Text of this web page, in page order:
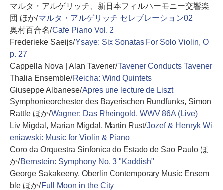
マルタ・アルゲリッチ、新日本フィルハーモニー交響楽
団 ほか/マルタ・アルゲリッチ セレブレーション02
奥村百合名/Cafe Piano Vol. 2
Frederieke Saeijs/Ysaye: Six Sonatas For Solo Violin, O
p. 27
Cappella Nova | Alan Tavener/Tavener Conducts Tavener
Thalia Ensemble/Reicha: Wind Quintets
Giuseppe Albanese/Apres une lecture de Liszt
Symphonieorchester des Bayerischen Rundfunks, Simon
Rattle ほか/Wagner: Das Rheingold, WWV 86A (Live)
Liv Migdal, Marian Migdal, Martin Rust/Jozef & Henryk Wi
eniawski: Music for Violin & Piano
Coro da Orquestra Sinfonica do Estado de Sao Paulo ほ
か/Bernstein: Symphony No. 3 "Kaddish"
George Sakakeeny, Oberlin Contemporary Music Ensem
ble ほか/Full Moon in the City